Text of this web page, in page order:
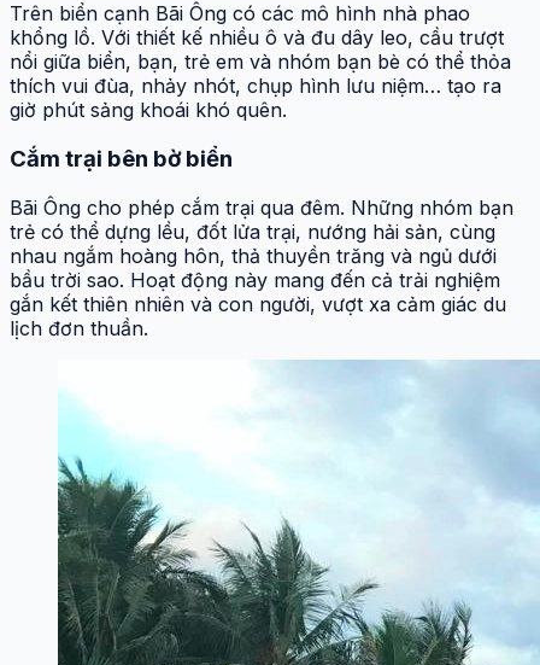
Trên biển cạnh Bãi Ông có các mô hình nhà phao
khổng lồ. Với thiết kế nhiều ô và đu dây leo, cầu trượt
nổi giữa biển, bạn, trẻ em và nhóm bạn bè có thể thỏa
thích vui đùa, nhảy nhót, chụp hình lưu niệm… tạo ra
giờ phút sảng khoái khó quên.
Cắm trại bên bờ biển
Bãi Ông cho phép cắm trại qua đêm. Những nhóm bạn
trẻ có thể dựng lều, đốt lửa trại, nướng hải sản, cùng
nhau ngắm hoàng hôn, thả thuyền trăng và ngủ dưới
bầu trời sao. Hoạt động này mang đến cả trải nghiệm
gắn kết thiên nhiên và con người, vượt xa cảm giác du
lịch đơn thuần.